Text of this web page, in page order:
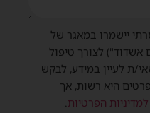
יישמרו במאגר של
לצורך טיפול
ת לעיין במידע, לבקש
היא רשות, אך
למדיניות הפרטיות.